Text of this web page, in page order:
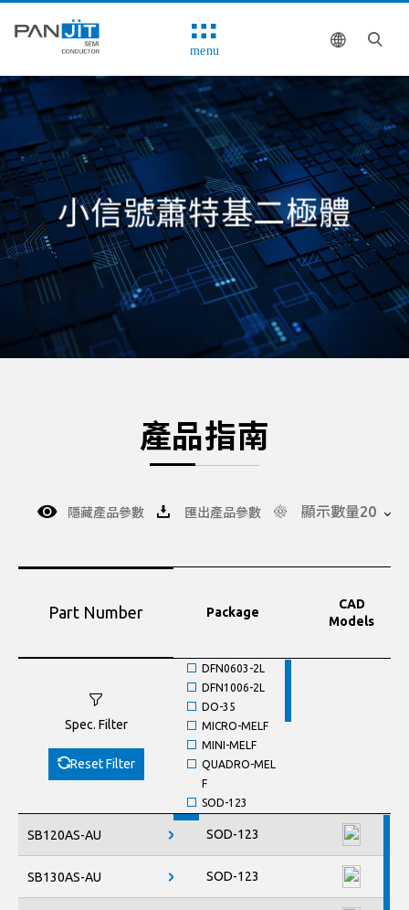
menu
小信號蕭特基二極體
產品指南
隱藏產品參數 匯出產品參數 顯示數量20
Part Number
Spec. Filter
Reset Filter
SB120AS-AU
SB130AS-AU
Package
CAD
Models
DFN0603-2L
DFN1006-2L
DO-35
MICRO-MELF
MINI-MELF
QUADRO-MEL
F
SOD-123
SOD-123HE
SOD-323HE
SOD-523
SOD-123
SOD-123